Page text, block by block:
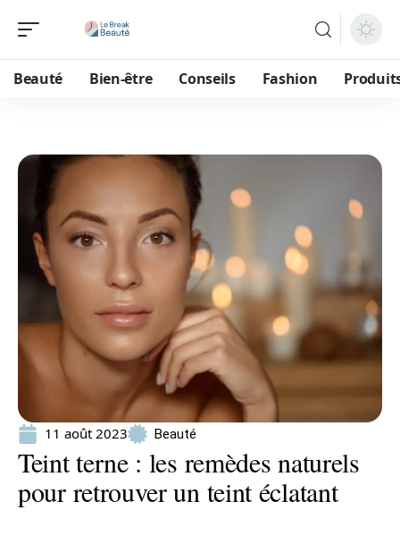
Beauté Bien-être Conseils Fashion
11 août 2023 Beauté
Teint terne : les remèdes naturels
pour retrouver un teint éclatant